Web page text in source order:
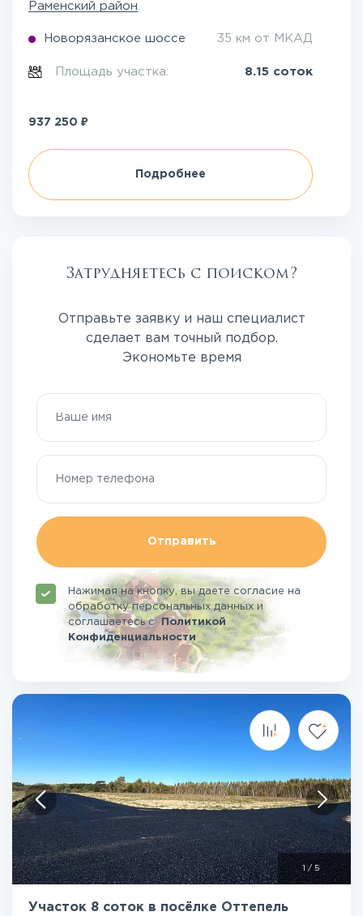
Раменский район
Новорязанское шоссе 35 км от МКАД
Площадь участка: 8.15 соток
937 250 ₽
Подробнее
Затрудняетесь с поиском?
Отправьте заявку и наш специалист
сделает вам точный подбор.
Экономьте время
Отправить
Нажимая на кнопку, вы даете согласие на
обработку персональных данных и
соглашаетесьсПолитикой
Конфиденциальности
1 / 5
Участок 8 соток в посёлке Оттепель